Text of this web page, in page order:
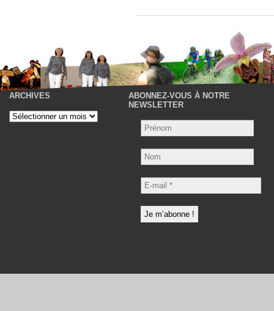
ARCHIVES
Archives
ABONNEZ-VOUS À NOTRE
NEWSLETTER
Nom
E-
mail
*